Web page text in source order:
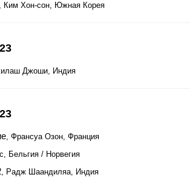
, Ким Хон-сон, Южная Корея
Джоши, Индия
, Франсуа Озон, Франция
Бельгия / Норвегия
, Радж Шаандиляа, Индия